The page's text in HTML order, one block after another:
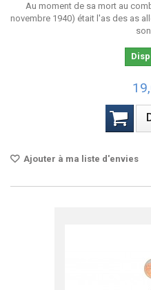
Au moment de sa mort au
novembre 1940) était l'as des as
Ajouter à ma liste d'envies